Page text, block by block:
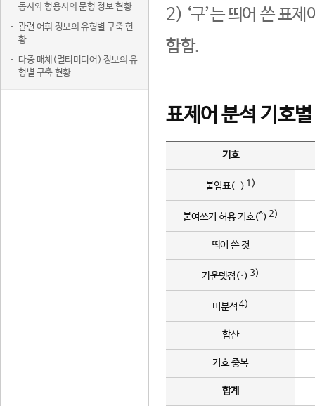
동사와 형용사의 문형 정보 현황
관련 어휘 정보의 유형별 구축 현
황
다중 매체(멀티미디어) 정보의 유
형별 구축 현황
2) ‘구’는 띄어 쓴 표
함함.
표제어 분석 기호
기호
붙임표(-) 1)
붙여쓰기 허용 기호(^) 2)
띄어 쓴 것
가운뎃점(·) 3)
미분석 4)
합산
기호 중복
합계